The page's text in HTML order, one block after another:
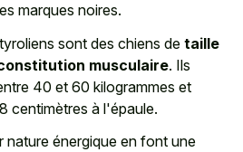
marques noires.
sont des chiens de taille
musculaire. Ils
40 et 60 kilogrammes et
centimètres à l'épaule.
nature énergique en font une